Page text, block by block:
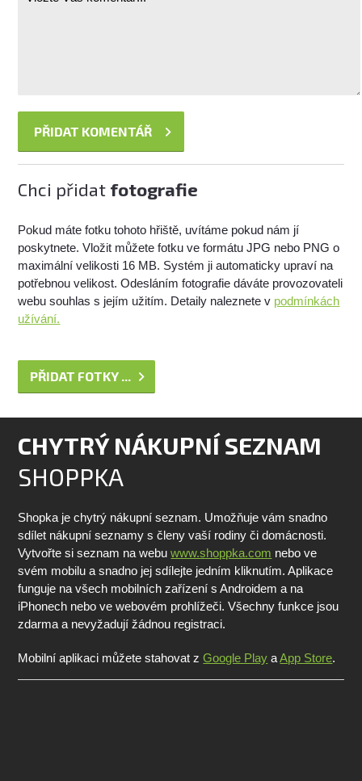
Chci přidat fotografie
Pokud máte fotku tohoto hřiště, uvítáme pokud nám jí
poskytnete. Vložit můžete fotku ve formátu JPG nebo PNG o
maximální velikosti 16 MB. Systém ji automaticky upraví na
potřebnou velikost. Odesláním fotografie dáváte provozovateli
webu souhlas s jejím užitím. Detaily naleznete v podmínkách
užívání.
PŘIDAT FOTKY ...
CHYTRÝ NÁKUPNÍ SEZNAM
SHOPPKA
Shopka je chytrý nákupní seznam. Umožňuje vám snadno
sdílet nákupní seznamy s členy vaší rodiny či domácnosti.
Vytvořte si seznam na webuwww.shoppka.com nebo ve
svém mobilu a snadno jej sdílejte jedním kliknutím. Aplikace
funguje na všech mobilních zařízení s Androidem a na
iPhonech nebo ve webovém prohlížeči. Všechny funkce jsou
zdarma a nevyžadují žádnou registraci.
Mobilní aplikaci můžete stahovat zGoogle Play aApp Store.